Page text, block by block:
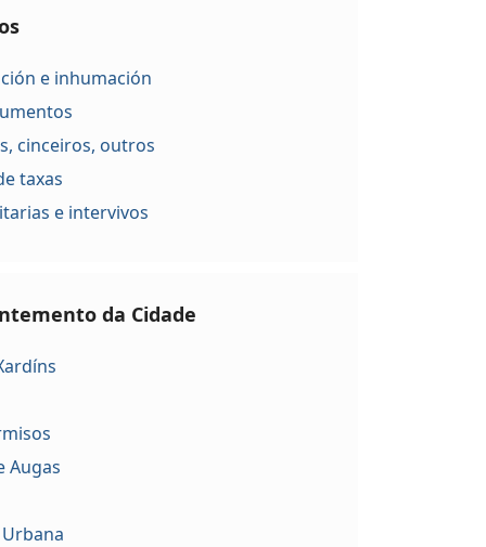
e inhumación
cinceiros, outros
taxas
e intervivos
da Cidade
Augas